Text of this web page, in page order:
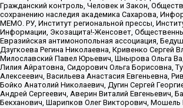
Гражданский контроль, Человек и Закон,
сохранению наследия академика Сахарова,
МЕМО. РУ, Институт региональной прессы,
Информации, Экозащита!-Женсовет,
Евразийская антимонопольная ассоциация,
Дзугкоева Регина Николаевна, Кривенко Сергей
Милославский Павел Юрьевич, Шнырова Ольга
Лилия Айратовна, Сидорович Ольга Борисовна,
Алексеевич, Васильева Анастасия Евгеньевна,
Бойко Анатолий Николаевич, Дугин Сергей
Андрей Сергеевич, Аверин Виталий Евгеньевич,
Бекханович, Шарипков Олег Викторович,